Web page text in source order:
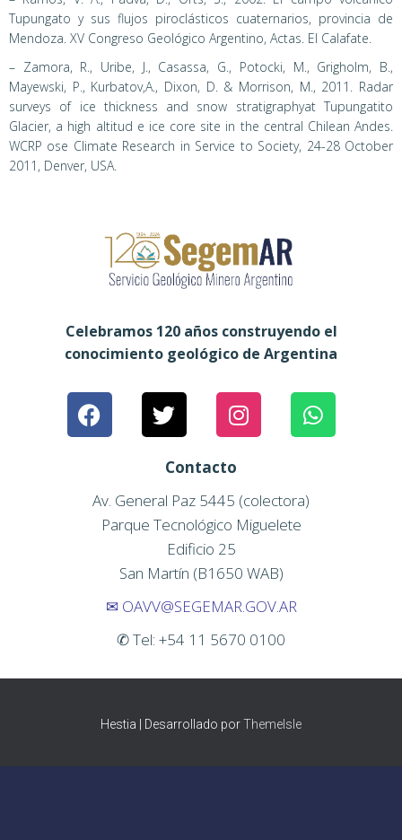
Tupungato y sus flujos piroclásticos cuaternarios, provincia de
Mendoza. XV Congreso Geológico Argentino, Actas. El Calafate.
– Zamora, R., Uribe, J., Casassa, G., Potocki, M., Grigholm, B.,
Mayewski, P., Kurbatov,A., Dixon, D. & Morrison, M., 2011. Radar
surveys of ice thickness and snow stratigraphyat Tupungatito
Glacier, a high altitud e ice core site in the central Chilean Andes.
WCRP ose Climate Research in Service to Society, 24-28 October
2011, Denver, USA.
Celebramos 120 años construyendo el
conocimiento geológico de Argentina
Contacto
Av. General Paz 5445 (colectora)
Parque Tecnológico Miguelete
Edificio 25
San Martín (B1650 WAB)
✉ OAVV@SEGEMAR.GOV.AR
✆ Tel: +54 11 5670 0100
Hestia | Desarrollado porThemeIsle